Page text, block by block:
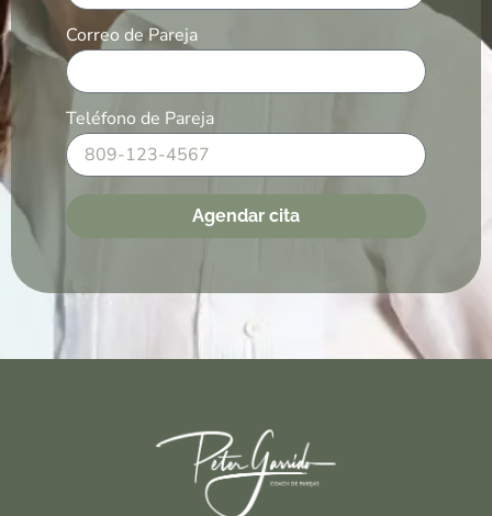
Correo de Pareja
Teléfono de Pareja
Agendar cita